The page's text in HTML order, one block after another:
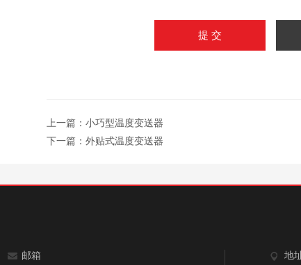
上一篇：小巧型温度变送器
下一篇：外贴式温度变送器
邮箱 地